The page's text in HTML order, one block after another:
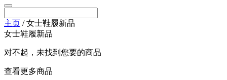
主页 / 女士鞋履新品
女士鞋履新品
对不起，未找到您要的商品
查看更多商品